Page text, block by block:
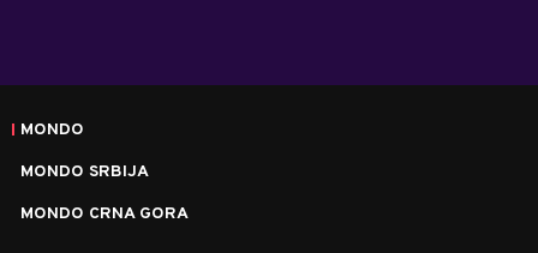
MONDO
MONDO SRBIJA
MONDO CRNA GORA